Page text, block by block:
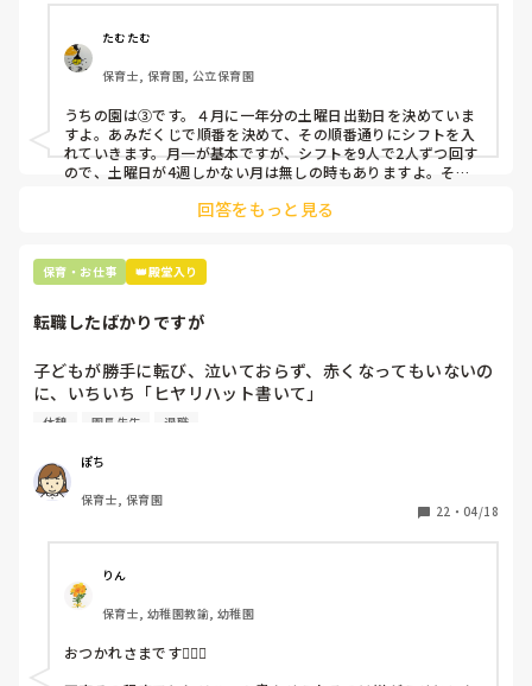
①土曜日の希望休は2日まで、と制限をかける
②毎月、必ず土曜保育に入ることのできる日を1日だけピッ
クアップしてもらう
③仮シフトが出た時、土曜出勤が難しければ自身で代わりの
人を交渉して見つけてもらう
上記のいずれかの対策を取り入れることを考えています。
たむたむ
保育士, 保育園, 公立保育園
うちの園は③です。４月に一年分の土曜日出勤日を決めていま
すよ。あみだくじで順番を決めて、その順番通りにシフトを入
れていきます。月一が基本ですが、シフトを9人で2人ずつ回す
ので、土曜日が4週しかない月は無しの時もありますよ。その
て貰い、主任に報告してます。
回答をもっと見る
保育・お仕事 👑殿堂入り
転職したばかりですが
子どもが勝手に転び、泣いておらず、赤くなってもいないの
に、いちいち「ヒヤリハット書いて」
と書かされ
（そう言う本人は書かない）
しかも、上司に↑この内容でも
ちゃんと考えて対策を練って書き込むようにと。
呼ばれて一緒に対策を考えさせられること多数
これだけで30〜40分拘束されて辛いです
皆さんの園はどうですか?
休憩 園長先生 退職
ぽち
保育士, 保育園
22 ・ 04/18
りん
保育士, 幼稚園教諭, 幼稚園
おつかれさまです🙇🏻‍♀️